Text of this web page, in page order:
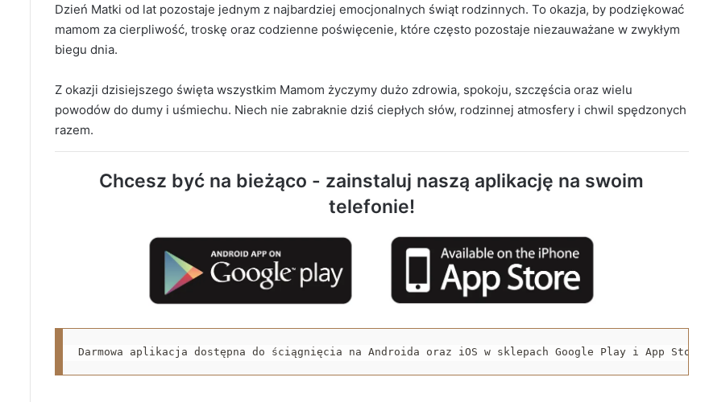
Dzień Matki od lat pozostaje jednym z najbardziej emocjonalnych świąt rodzinnych. To okazja, by podziękować
mamom za cierpliwość, troskę oraz codzienne poświęcenie, które często pozostaje niezauważane w zwykłym
biegu dnia.
Z okazji dzisiejszego święta wszystkim Mamom życzymy dużo zdrowia, spokoju, szczęścia oraz wielu
powodów do dumy i uśmiechu. Niech nie zabraknie dziś ciepłych słów, rodzinnej atmosfery i chwil spędzonych
razem.
Chcesz być na bieżąco - zainstaluj naszą aplikację na swoim
telefonie!
Darmowa aplikacja dostępna do ściągnięcia na Androida oraz iOS w sklepach Google Play i App Store.
119 km/h w terenie zabudowanym. 37-
Trwa remont przejazdów kolejowych.
Rowerzystka ranna po zderzeniu z
samochodem. Trafiła do szpitala
miejsca zdarzenia. 32-latek trafił do